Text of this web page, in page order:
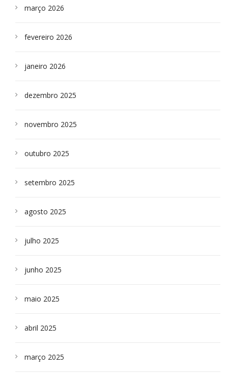
março 2026
fevereiro 2026
janeiro 2026
dezembro 2025
novembro 2025
outubro 2025
setembro 2025
agosto 2025
julho 2025
junho 2025
maio 2025
abril 2025
março 2025